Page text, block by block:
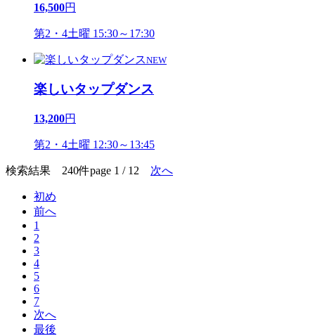
16,500円
第2・4土曜 15:30～17:30
NEW
楽しいタップダンス
13,200円
第2・4土曜 12:30～13:45
検索結果 240件page 1 / 12 次へ
初め
前へ
1
2
3
4
5
6
7
次へ
最後